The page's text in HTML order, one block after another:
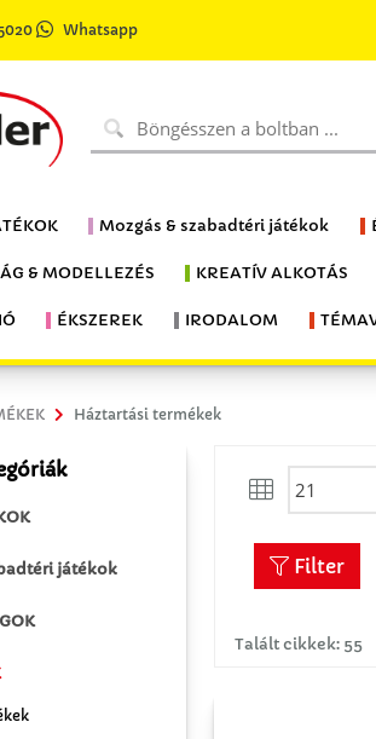
Whatsapp
Mozgás & szabadtéri játékok
& MODELLEZÉS KREATÍV ALKOTÁS
ÉKSZEREK IRODALOM
Háztartási termékek
játékok
Talált cikkek: 55
Filter